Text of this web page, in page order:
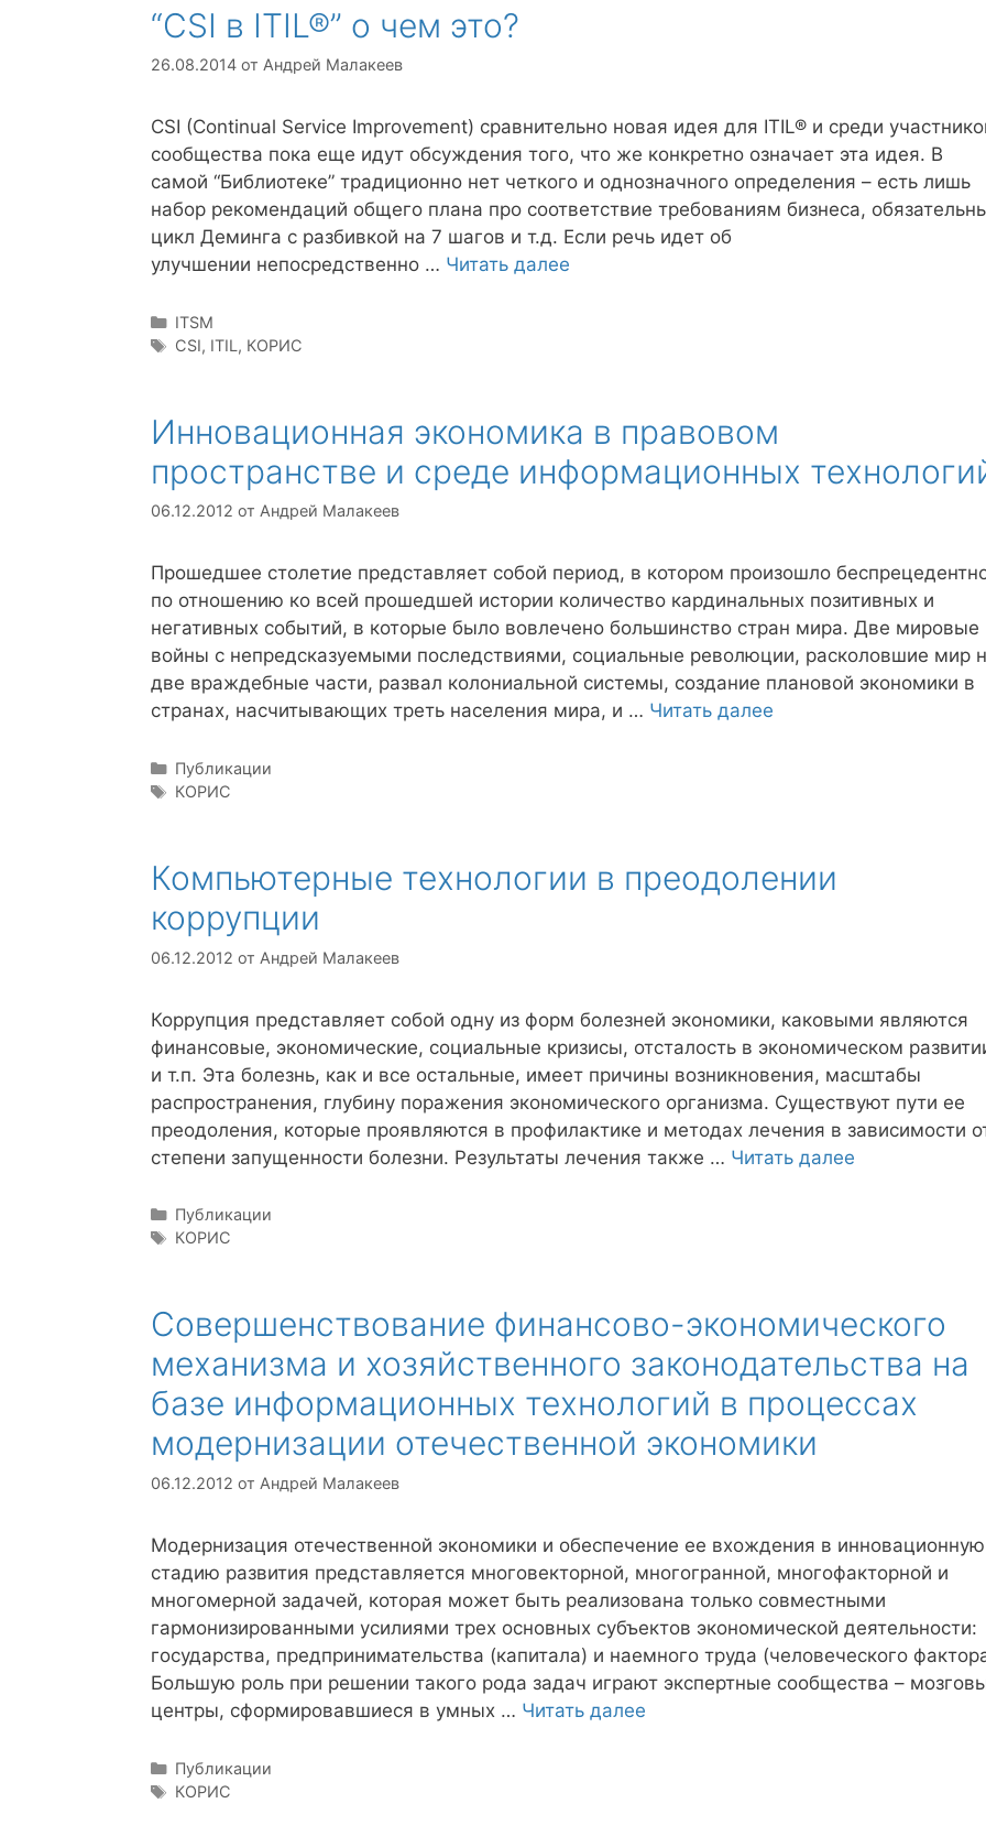
“CSI в ITIL®” о чем это?
26.08.2014 от Андрей Малакеев
CSI (Continual Service Improvement) сравнительно новая идея для ITIL® и среди
сообщества пока еще идут обсуждения того, что же конкретно означает эта идея. В
самой “Библиотеке” традиционно нет четкого и однозначного определения – есть лишь
набор рекомендаций общего плана про соответствие требованиям бизнеса,
цикл Деминга с разбивкой на 7 шагов и т.д. Если речь идет об
улучшении непосредственно … Читать далее
Рубрики
ITSM
Метки
CSI, ITIL , КОРИС
Инновационная экономика в правовом
пространстве и среде информационных
06.12.2012 от Андрей Малакеев
Прошедшее столетие представляет собой период, в котором произошло
по отношению ко всей прошедшей истории количество кардинальных позитивных и
негативных событий, в которые было вовлечено большинство стран мира. Две мировые
войны с непредсказуемыми последствиями, социальные революции, расколовшие мир
две враждебные части, развал колониальной системы, создание плановой экономики в
странах, насчитывающих треть населения мира, и … Читать далее
Рубрики
Публикации
Метки
КОРИС
Компьютерные технологии в преодолении
коррупции
06.12.2012 от Андрей Малакеев
Коррупция представляет собой одну из форм болезней экономики, каковыми являются
финансовые, экономические, социальные кризисы, отсталость в экономическом
и т.п. Эта болезнь, как и все остальные, имеет причины возникновения, масштабы
распространения, глубину поражения экономического организма. Существуют пути ее
преодоления, которые проявляются в профилактике и методах лечения в зависимости
степени запущенности болезни. Результаты лечения также … Читать далее
Рубрики
Публикации
Метки
КОРИС
Совершенствование финансово-экономического
механизма и хозяйственного законодательства на
базе информационных технологий в процессах
модернизации отечественной экономики
06.12.2012 от Андрей Малакеев
Модернизация отечественной экономики и обеспечение ее вхождения в инновационную
стадию развития представляется многовекторной, многогранной, многофакторной и
многомерной задачей, которая может быть реализована только совместными
гармонизированными усилиями трех основных субъектов экономической деятельности:
государства, предпринимательства (капитала) и наемного труда (человеческого
Большую роль при решении такого рода задач играют экспертные сообщества –
центры, сформировавшиеся в умных … Читать далее
Рубрики
Публикации
Метки
КОРИС